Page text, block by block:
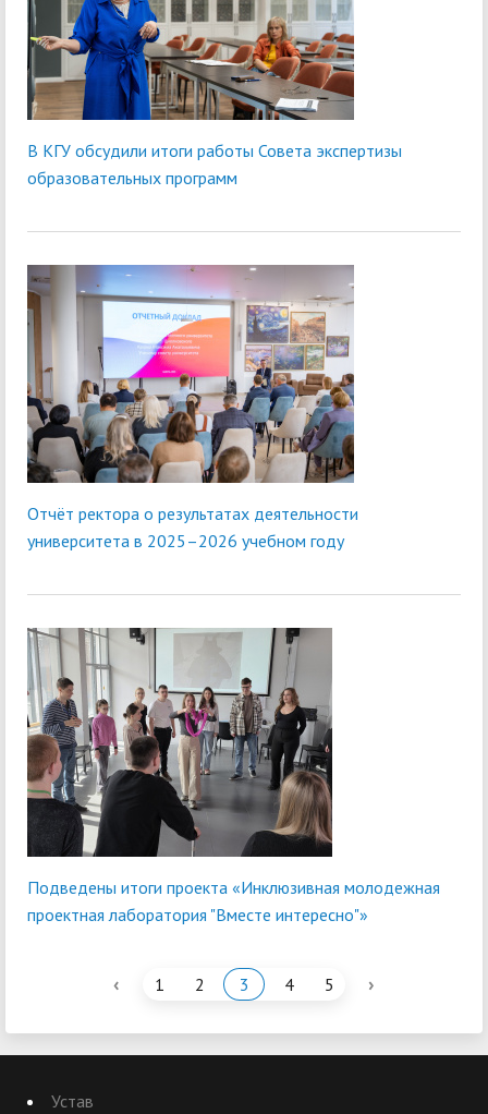
В КГУ обсудили итоги работы Совета экспертизы
образовательных программ
Отчёт ректора о результатах деятельности
университета в 2025–2026 учебном году
Подведены итоги проекта «Инклюзивная молодежная
проектная лаборатория "Вместе интересно"»
‹ 1 2 3 4 5 ›
Устав